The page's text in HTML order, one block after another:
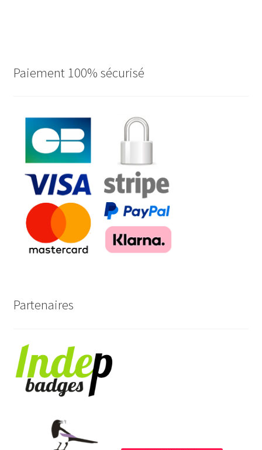
Paiement 100% sécurisé
Partenaires